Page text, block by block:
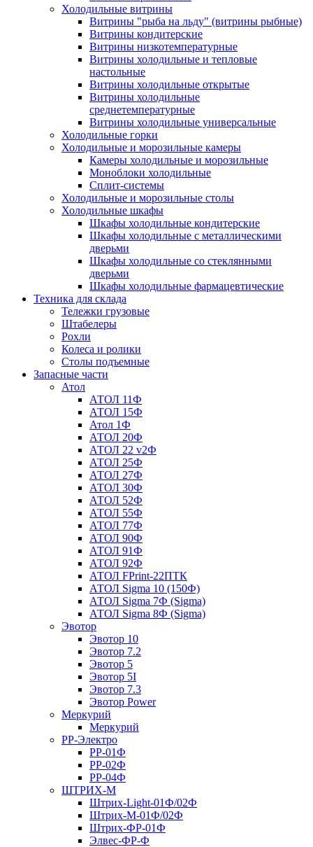
Холодильные витрины
Витрины "рыба на льду" (витрины рыбные)
Витрины кондитерские
Витрины низкотемпературные
Витрины холодильные и тепловые
настольные
Витрины холодильные открытые
Витрины холодильные
среднетемпературные
Витрины холодильные универсальные
Холодильные горки
Холодильные и морозильные камеры
Камеры холодильные и морозильные
Моноблоки холодильные
Сплит-системы
Холодильные и морозильные столы
Холодильные шкафы
Шкафы холодильные кондитерские
Шкафы холодильные с металлическими
дверьми
Шкафы холодильные со стеклянными
дверьми
Шкафы холодильные фармацевтические
Техника для склада
Тележки грузовые
Штабелеры
Рохли
Колеса и ролики
Столы подъемные
Запасные части
Атол
АТОЛ 11Ф
АТОЛ 15Ф
Атол 1Ф
АТОЛ 20Ф
АТОЛ 22 v2Ф
АТОЛ 25Ф
АТОЛ 27Ф
АТОЛ 30Ф
АТОЛ 52Ф
АТОЛ 55Ф
АТОЛ 77Ф
АТОЛ 90Ф
АТОЛ 91Ф
АТОЛ 92Ф
АТОЛ FPrint-22ПТК
АТОЛ Sigma 10 (150Ф)
АТОЛ Sigma 7Ф (Sigma)
АТОЛ Sigma 8Ф (Sigma)
Эвотор
Эвотор 10
Эвотор 7.2
Эвотор 5
Эвотор 5I
Эвотор 7.3
Эвотор Power
Меркурий
Меркурий
РР-Электро
РР-01Ф
РР-02Ф
РР-04Ф
ШТРИХ-М
Штрих-Light-01Ф/02Ф
Штрих-М-01Ф/02Ф
Штрих-ФР-01Ф
Элвес-ФР-Ф